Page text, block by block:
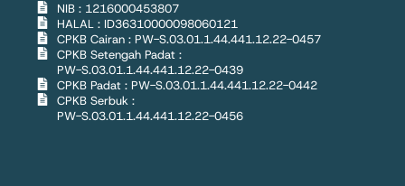
NIB : 1216000453807
HALAL : ID36310000098060121
CPKB Cairan : PW-S.03.01.1.44.441.12.22-0457
CPKB Setengah Padat :
PW-S.03.01.1.44.441.12.22-0439
CPKB Padat : PW-S.03.01.1.44.441.12.22-0442
CPKB Serbuk :
PW-S.03.01.1.44.441.12.22-0456